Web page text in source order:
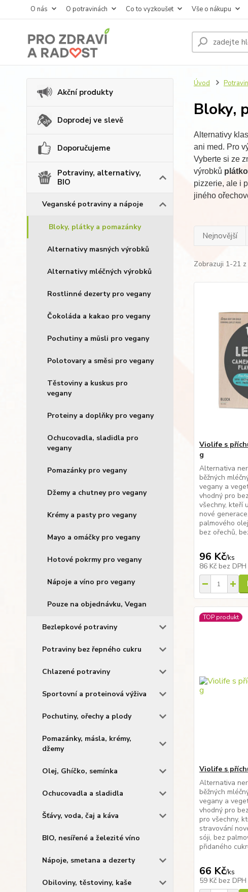
O nás O potravinách Co to vyzkoušet Vše o nákupu
Akční produkty
Doprodej ve slevě
Doporučujeme
Potraviny, alternativy,
BIO
Veganské potraviny a nápoje
Bloky, plátky a pomazánky
Alternativy masných výrobků
Alternativy mléčných výrobků
Rostlinné dezerty pro vegany
Čokoláda a kakao pro vegany
Pochutiny a müsli pro vegany
Polotovary a směsi pro vegany
Těstoviny a kuskus pro
vegany
Proteiny a doplňky pro vegany
Ochucovadla, sladidla pro
vegany
Pomazánky pro vegany
Džemy a chutney pro vegany
Krémy a pasty pro vegany
Mayo a omáčky pro vegany
Hotové pokrmy pro vegany
Nápoje a víno pro vegany
Pouze na objednávku, Vegan
Bezlepkové potraviny
Potraviny bez řepného cukru
Chlazené potraviny
Sportovní a proteinová výživa
Pochutiny, ořechy a plody
Pomazánky, másla, krémy,
džemy
Olej, Ghíčko, semínka
Ochucovadla a sladidla
Šťávy, voda, čaj a káva
BIO, nesířené a železité víno
Nápoje, smetana a dezerty
Obiloviny, těstoviny, kaše
Úvod
Bloky,
Alternativy
ani med. Pro
Vyberte si ze
výrobků
pizzerie, ale i
jiného
Nejnovější
Zobrazuji 1-21
Violife s
g
Alternativa
běžných
vegany a
vhodný pro
všechny, kteří
nové
palmového
bez ořechů,
96 Kč/ks
86 Kč bez DPH
TOP produkt
Violife s
Alternativa
běžných
vegany a
vhodný pro
pro všechny,
stravování
sóji, bez
přidaného
66 Kč/ks
59 Kč bez DPH